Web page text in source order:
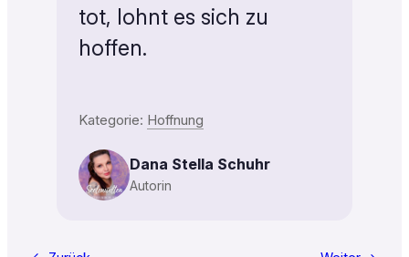
tot, lohnt es sich zu
hoffen.
Kategorie: Hoffnung
Dana Stella Schuhr
Autorin